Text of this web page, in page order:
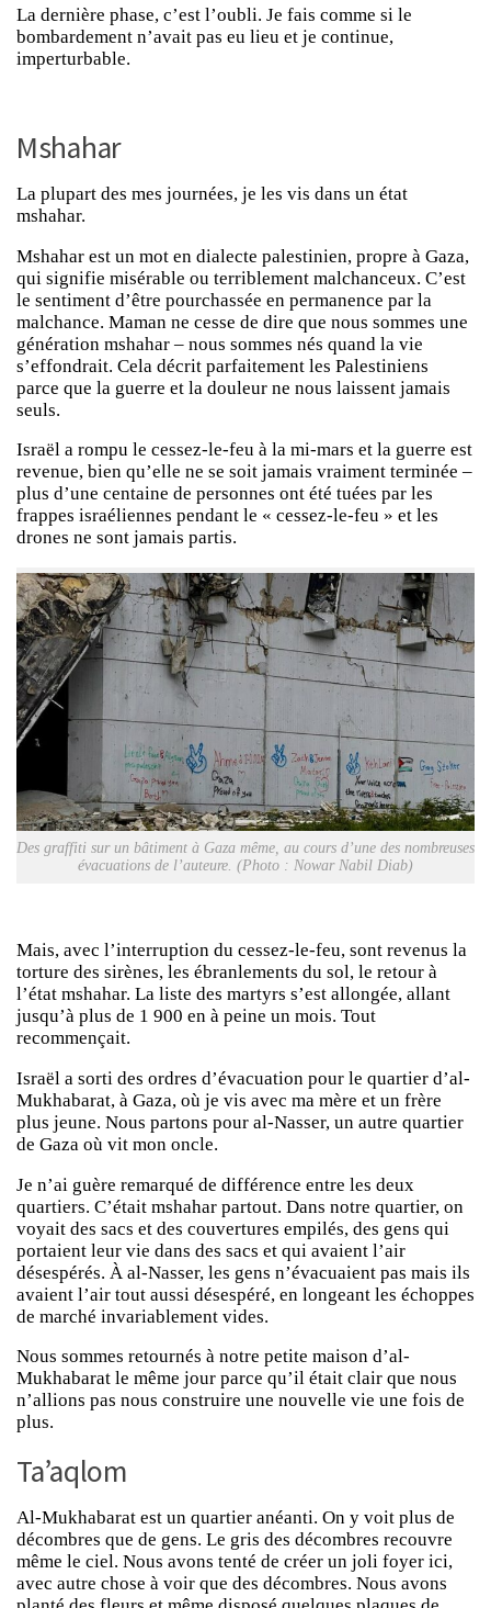
La dernière phase, c’est l’oubli. Je fais comme si le
bombardement n’avait pas eu lieu et je continue,
imperturbable.
Mshahar
La plupart des mes journées, je les vis dans un état
mshahar.
Mshahar est un mot en dialecte palestinien, propre à Gaza,
qui signifie misérable ou terriblement malchanceux. C’est
le sentiment d’être pourchassée en permanence par la
malchance. Maman ne cesse de dire que nous sommes une
génération mshahar – nous sommes nés quand la vie
s’effondrait. Cela décrit parfaitement les Palestiniens
parce que la guerre et la douleur ne nous laissent jamais
seuls.
Israël a rompu le cessez-le-feu à la mi-mars et la guerre est
revenue, bien qu’elle ne se soit jamais vraiment terminée –
plus d’une centaine de personnes ont été tuées par les
frappes israéliennes pendant le « cessez-le-feu » et les
drones ne sont jamais partis.
Des graffiti sur un bâtiment à Gaza même, au cours d’une des nombreuses
évacuations de l’auteure. (Photo : Nowar Nabil Diab)
Mais, avec l’interruption du cessez-le-feu, sont revenus la
torture des sirènes, les ébranlements du sol, le retour à
l’état mshahar. La liste des martyrs s’est allongée, allant
jusqu’à plus de 1 900 en à peine un mois. Tout
recommençait.
Israël a sorti des ordres d’évacuation pour le quartier d’al-
Mukhabarat, à Gaza, où je vis avec ma mère et un frère
plus jeune. Nous partons pour al-Nasser, un autre quartier
de Gaza où vit mon oncle.
Je n’ai guère remarqué de différence entre les deux
quartiers. C’était mshahar partout. Dans notre quartier, on
voyait des sacs et des couvertures empilés, des gens qui
portaient leur vie dans des sacs et qui avaient l’air
désespérés. À al-Nasser, les gens n’évacuaient pas mais ils
avaient l’air tout aussi désespéré, en longeant les échoppes
de marché invariablement vides.
Nous sommes retournés à notre petite maison d’al-
Mukhabarat le même jour parce qu’il était clair que nous
n’allions pas nous construire une nouvelle vie une fois de
plus.
Ta’aqlom
Al-Mukhabarat est un quartier anéanti. On y voit plus de
décombres que de gens. Le gris des décombres recouvre
même le ciel. Nous avons tenté de créer un joli foyer ici,
avec autre chose à voir que des décombres. Nous avons